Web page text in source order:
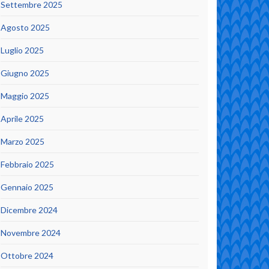
Settembre 2025
Agosto 2025
Luglio 2025
Giugno 2025
Maggio 2025
Aprile 2025
Marzo 2025
Febbraio 2025
Gennaio 2025
Dicembre 2024
Novembre 2024
Ottobre 2024